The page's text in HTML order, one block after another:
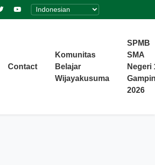
Contact
Komunitas
Belajar
Wijayakusuma
SPMB
SMA
Negeri
2026